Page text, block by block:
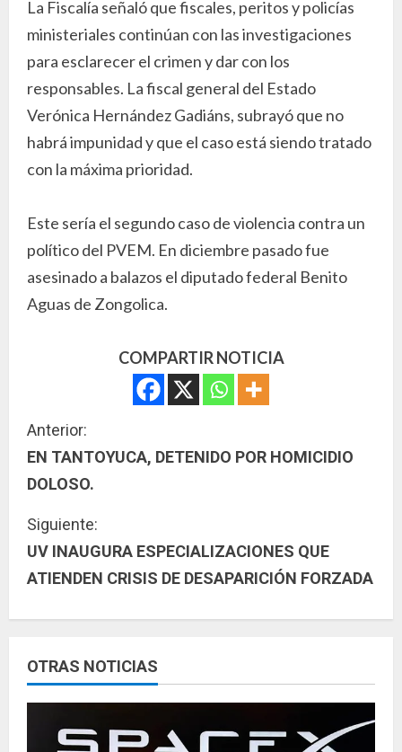
La Fiscalía señaló que fiscales, peritos y policías
ministeriales continúan con las investigaciones
para esclarecer el crimen y dar con los
responsables. La fiscal general del Estado
Verónica Hernández Gadiáns, subrayó que no
habrá impunidad y que el caso está siendo tratado
con la máxima prioridad.
Este sería el segundo caso de violencia contra un
político del PVEM. En diciembre pasado fue
asesinado a balazos el diputado federal Benito
Aguas de Zongolica.
COMPARTIR NOTICIA
S
i
u
e
l
e
y
Anterior:
EN TANTOYUCA, DETENIDO POR HOMICIDIO
DOLOSO.
Siguiente:
UV INAUGURA ESPECIALIZACIONES QUE
ATIENDEN CRISIS DE DESAPARICIÓN FORZADA
OTRAS NOTICIAS